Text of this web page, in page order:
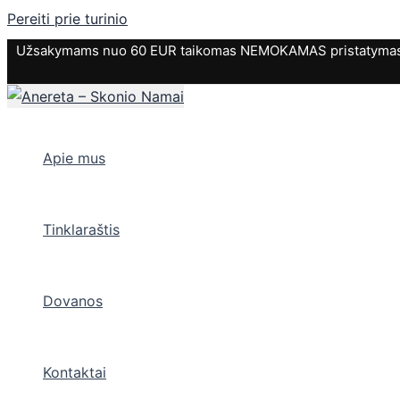
Pereiti prie turinio
Užsakymams nuo 60 EUR taikomas NEMOKAMAS
Apie mus
Tinklaraštis
Dovanos
Kontaktai